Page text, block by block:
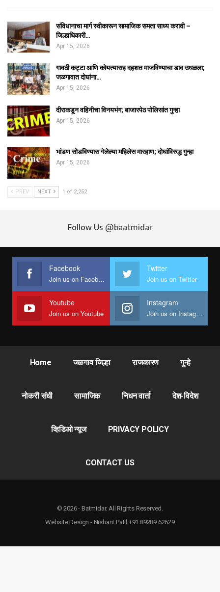
संविधानाचा मार्ग स्वीकारून सामाजिक समता साध्य करावी –
जिल्हाधिकारी…
Apr 15, 2026
गावठी कट्टा आणि कोयत्यासह दहशत माजविण्याचा डाव उधळला;
जळगावात दोघांना…
Apr 15, 2026
दीराकडून वहिनीचा विनयभंग; बाजारपेठ पोलिसांत गुन्हा
Apr 15, 2026
भांडण सोडविण्यास गेलेल्या महिलेस मारहाण; दोघांविरुद्ध गुन्हा
Apr 15, 2026
PREV NEXT 1 of 2,252
Follow Us @baatmidar
Facebook
Join us on Facebook
Twitter
Join us on Twitter
Youtube
Join us on Youtube
Instagram
Join us on Instagram
Home जळगाव जिल्हा राजकारण गुन्हे
नोकरी संधी सामाजिक निधन वार्ता देश-विदेश
व्हिडिओ न्यूज PRIVACY POLICY
CONTACT US
© 2026 - Batmidar. All Rights Reserved.
Website Design - Nishant Patil +91 89289 62629